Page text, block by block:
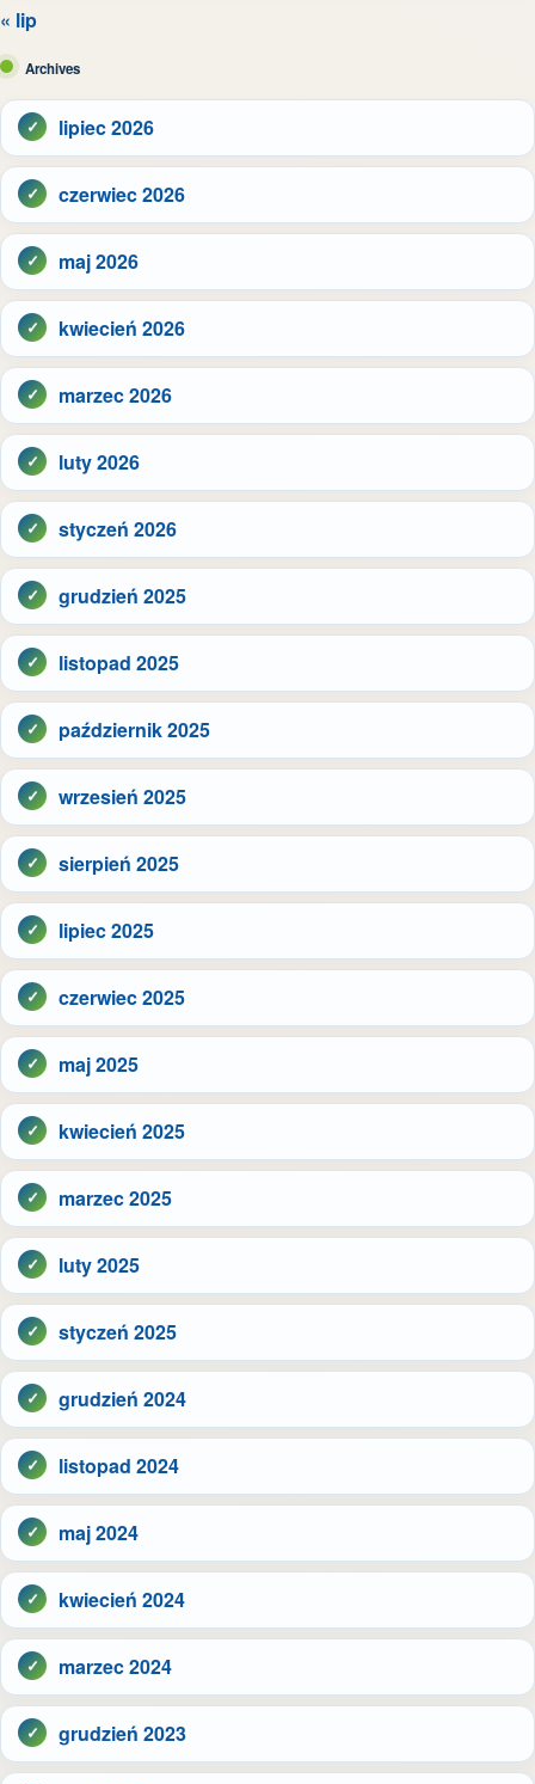
« lip
Archives
lipiec 2026
czerwiec 2026
maj 2026
kwiecień 2026
marzec 2026
luty 2026
styczeń 2026
grudzień 2025
listopad 2025
październik 2025
wrzesień 2025
sierpień 2025
lipiec 2025
czerwiec 2025
maj 2025
kwiecień 2025
marzec 2025
luty 2025
styczeń 2025
grudzień 2024
listopad 2024
maj 2024
kwiecień 2024
marzec 2024
grudzień 2023